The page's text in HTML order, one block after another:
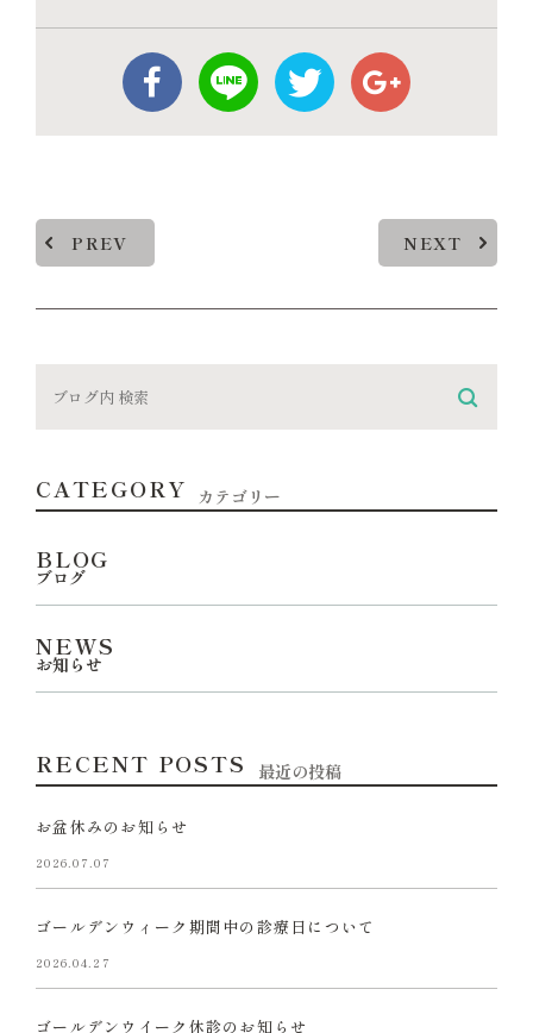
PREV NEXT
CATEGORY カテゴリー
BLOG
ブログ
NEWS
お知らせ
RECENT POSTS 最近の投稿
お盆休みのお知らせ
2026.07.07
ゴールデンウィーク期間中の診療日について
2026.04.27
ゴールデンウイーク休診のお知らせ